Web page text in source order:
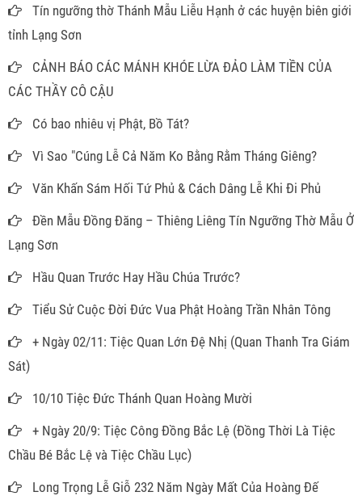
Tín ngưỡng thờ Thánh Mẫu Liễu Hạnh ở các huyện biên giới
tỉnh Lạng Sơn
CẢNH BÁO CÁC MÁNH KHÓE LỪA ĐẢO LÀM TIỀN CỦA
CÁC THẦY CÔ CẬU
Có bao nhiêu vị Phật, Bồ Tát?
Vì Sao "Cúng Lễ Cả Năm Ko Bằng Rằm Tháng Giêng?
Văn Khấn Sám Hối Tứ Phủ & Cách Dâng Lễ Khi Đi Phủ
Đền Mẫu Đồng Đăng – Thiêng Liêng Tín Ngưỡng Thờ Mẫu Ở
Lạng Sơn
Hầu Quan Trước Hay Hầu Chúa Trước?
Tiểu Sử Cuộc Đời Đức Vua Phật Hoàng Trần Nhân Tông
+ Ngày 02/11: Tiệc Quan Lớn Đệ Nhị (Quan Thanh Tra Giám
Sát)
10/10 Tiệc Đức Thánh Quan Hoàng Mười
+ Ngày 20/9: Tiệc Công Đồng Bắc Lệ (Đồng Thời Là Tiệc
Chầu Bé Bắc Lệ và Tiệc Chầu Lục)
Long Trọng Lễ Giỗ 232 Năm Ngày Mất Của Hoàng Đế